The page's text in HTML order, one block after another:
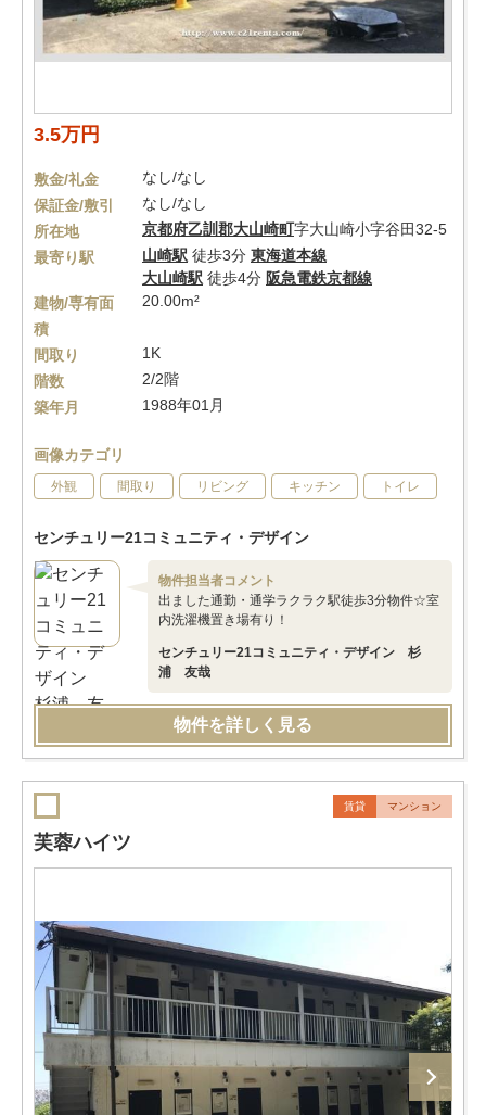
3.5万円
敷金/礼金
なし/なし
保証金/敷引
なし/なし
所在地
京都府乙訓郡大山崎町字大山崎小字谷田32-5
最寄り駅
山崎駅 徒歩3分 東海道本線
大山崎駅 徒歩4分 阪急電鉄京都線
建物/専有面
積
20.00m²
間取り
1K
階数
2/2階
築年月
1988年01月
画像カテゴリ
外観 間取り リビング キッチン トイレ
センチュリー21コミュニティ・デザイン
物件担当者コメント
出ました通勤・通学ラクラク駅徒歩3分物件☆室
内洗濯機置き場有り！
センチュリー21コミュニティ・デザイン 杉
浦 友哉
物件を詳しく見る
賃貸 マンション
芙蓉ハイツ